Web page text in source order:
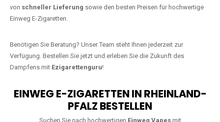
von schneller Lieferung sowie den besten Preisen für hochwertige
Einweg E-Zigaretten.
Benötigen Sie Beratung? Unser Team steht Ihnen jederzeit zur
Verfügung. Bestellen Sie jetzt und erleben Sie die Zukunft des
Dampfens mit Ezigarettenguru!
EINWEG E-ZIGARETTEN IN RHEINLAND-
PFALZ BESTELLEN
Suchen Sie nach hochwertigen Einweg Vapesmit